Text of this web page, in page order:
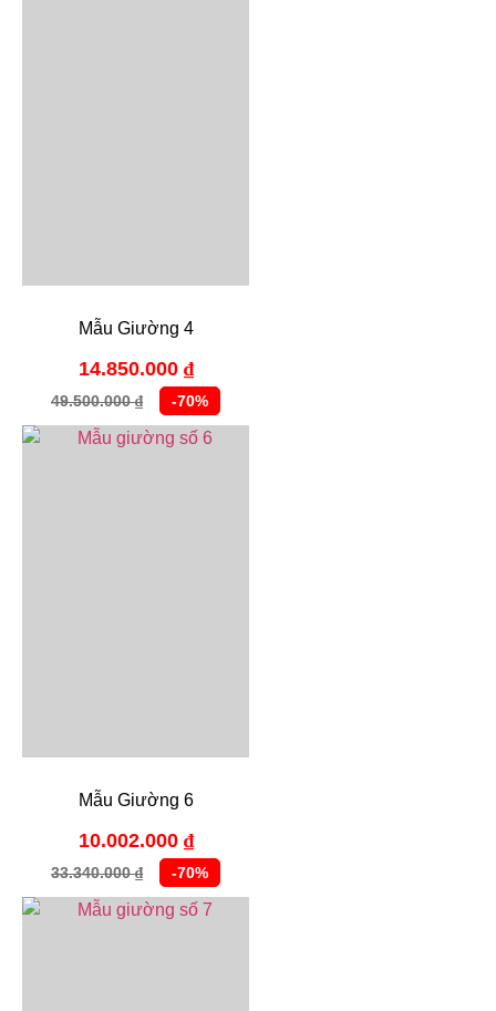
Mẫu Giường 4
-70%
49.500.000₫
14.850.000 ₫
Mẫu Giường 6
-70%
33.340.000₫
10.002.000 ₫